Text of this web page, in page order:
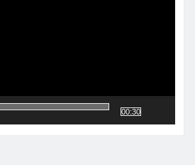
00:30